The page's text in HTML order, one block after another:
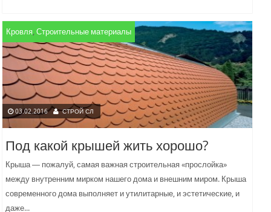
Кровля,Строительные материалы
03.02.2016 СТРОЙ СЛ
Под какой крышей жить хорошо?
Крыша ― пожалуй, самая важная строительная «прослойка»
между внутренним мирком нашего дома и внешним миром. Крыша
современного дома выполняет и утилитарные, и эстетические, и
даже...